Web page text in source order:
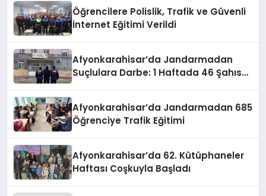
Öğrencilere Polislik, Trafik ve Güvenli
İnternet Eğitimi Verildi
Afyonkarahisar’da Jandarmadan
Suçlulara Darbe: 1 Haftada 46 Şahıs
Afyonkarahisar’da Jandarmadan 685
Öğrenciye Trafik Eğitimi
Afyonkarahisar’da 62. Kütüphaneler
Haftası Coşkuyla Başladı